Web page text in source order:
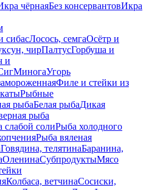
чёрнаяБез консервантовИкра
сибасЛосось, семгаОсётр и
чирПалтусГорбуша и
и
МиногаУгорь
Филе и стейки из
Рыбные
рыбаБелая рыбаДикая
рыба
слабой солиРыба холодного
Рыба вяленая
Говядина, телятинаБаранина,
ОленинаСубпродуктыМясо
Колбаса, ветчинаСосиски,